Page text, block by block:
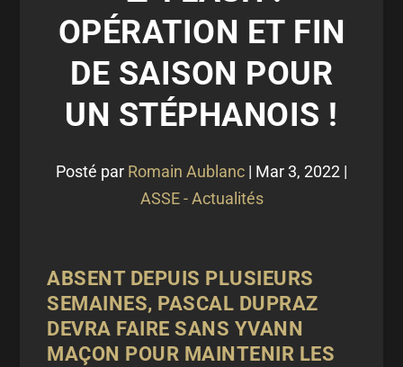
OPÉRATION ET FIN
DE SAISON POUR
UN STÉPHANOIS !
Posté par Romain Aublanc | Mar 3, 2022 |
ASSE - Actualités
ABSENT DEPUIS PLUSIEURS
SEMAINES, PASCAL DUPRAZ
DEVRA FAIRE SANS YVANN
MAÇON POUR MAINTENIR LES